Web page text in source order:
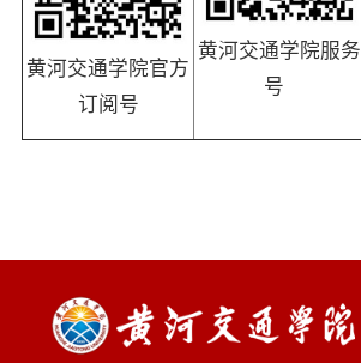
黄河交通学院官方
订阅号
黄河交通学院服务
号